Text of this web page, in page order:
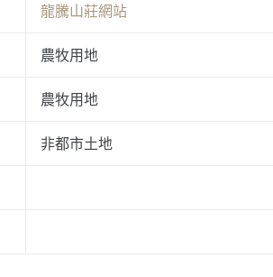
龍騰山莊網站
農牧用地
農牧用地
非都市土地